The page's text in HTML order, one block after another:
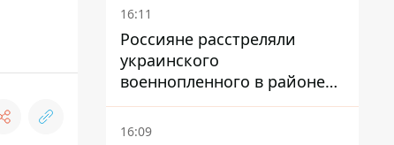
16:11
Россияне расстреляли
украинского
военнопленного в районе
Мирного на Донетчине
16:09